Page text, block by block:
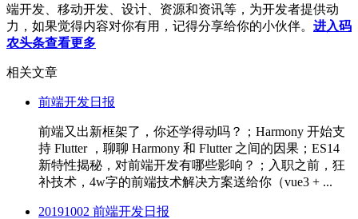
端开发、移动开发、设计、资源和资讯等，为开发者提供动
力，如果觉得内容对你有用，记得分享给你的小伙伴。 进入码
农头条查看更多
相关文章
前端开发日报
前端又出新框架了，你还学得动吗？；Harmony 开始支
持 Flutter ，聊聊 Harmony 和 Flutter 之间的因果；ES14
新特性揭秘，对前端开发有哪些影响？；入职之前，狂
补技术，4w字的前端技术解决方案送给你（vue3 + ...
20191002 前端开发日报